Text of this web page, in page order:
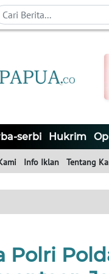
serbi Hukrim
Info Iklan Tentang
Polri